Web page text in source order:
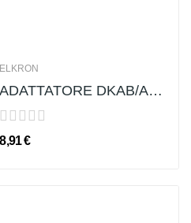
ELKRON
ADATTATORE DKAB/AXO
8,91 €